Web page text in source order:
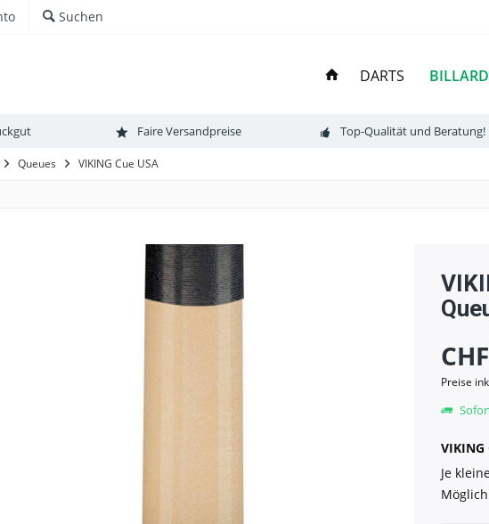
Suchen
DARTS
Faire Versandpreise Top-Qualität und Beratung!
Queues VIKING Cue USA
Preise
Je